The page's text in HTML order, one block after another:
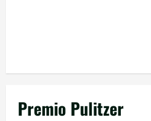
Premio Pulitzer